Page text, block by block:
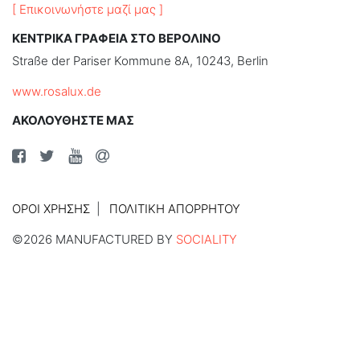
[ Επικοινωνήστε μαζί μας ]
ΚΕΝΤΡΙΚΑ ΓΡΑΦΕΙΑ ΣΤΟ ΒΕΡΟΛΙΝΟ
Straße der Pariser Kommune 8A, 10243, Berlin
www.rosalux.de
ΑΚΟΛΟΥΘΗΣΤΕ ΜΑΣ
ΌΡΟΙ ΧΡΉΣΗΣ
ΠΟΛΙΤΙΚΉ ΑΠΟΡΡΉΤΟΥ
©2026 MANUFACTURED BY SOCIALITY